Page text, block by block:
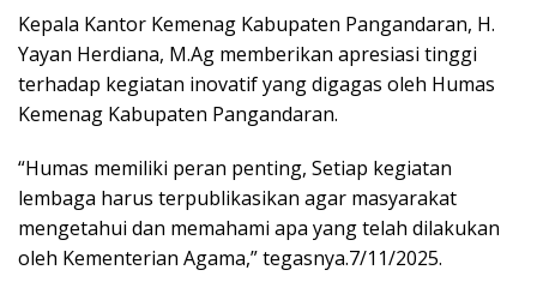
Kepala Kantor Kemenag Kabupaten Pangandaran, H.
Yayan Herdiana, M.Ag memberikan apresiasi tinggi
terhadap kegiatan inovatif yang digagas oleh Humas
Kemenag Kabupaten Pangandaran.
“Humas memiliki peran penting, Setiap kegiatan
lembaga harus terpublikasikan agar masyarakat
mengetahui dan memahami apa yang telah dilakukan
oleh Kementerian Agama,” tegasnya.7/11/2025.